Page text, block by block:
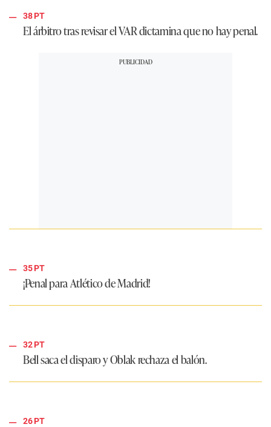
38 PT
El árbitro tras revisar el VAR dictamina que no hay penal.
35 PT
¡Penal para Atlético de Madrid!
32 PT
Bell saca el disparo y Oblak rechaza el balón.
26 PT